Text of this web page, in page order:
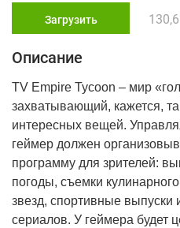
Загрузить
Описание
TV Empire Tycoon – мир
захватывающий, кажется,
интересных вещей.
геймер должен
программу для зрителей:
погоды, съемки
звезд, спортивные
сериалов. У геймера будет